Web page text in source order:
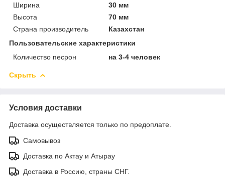
Ширина
30 мм
Высота
70 мм
Страна производитель
Казахстан
Пользовательские характеристики
Количество песрон
на 3-4 человек
Скрыть
Условия доставки
Доставка осуществляется только по предоплате.
Самовывоз
Доставка по Актау и Атырау
Доставка в Россию, страны СНГ.